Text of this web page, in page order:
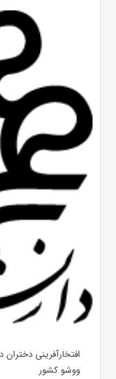
افتخارآفرینی
ووشو کشور